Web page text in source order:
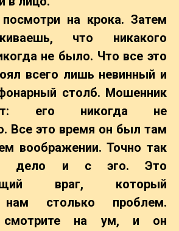
на крока. Затем
что никакого
не было. Что все это
всего лишь невинный и
столб. Мошенник
его никогда не
Все это время он был там
воображении. Точно так
дело и с эго. Это
враг, который
нам столько проблем.
смотрите на ум, и он